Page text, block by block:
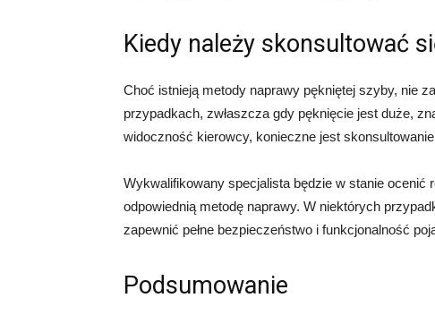
Kiedy należy skonsultować
Choć istnieją metody naprawy pękniętej szyby, nie
przypadkach, zwłaszcza gdy pęknięcie jest duże,
widoczność kierowcy, konieczne jest
Wykwalifikowany specjalista będzie w stanie ocenić
odpowiednią metodę naprawy. W niektórych
zapewnić pełne bezpieczeństwo i funkcjonalność
Podsumowanie